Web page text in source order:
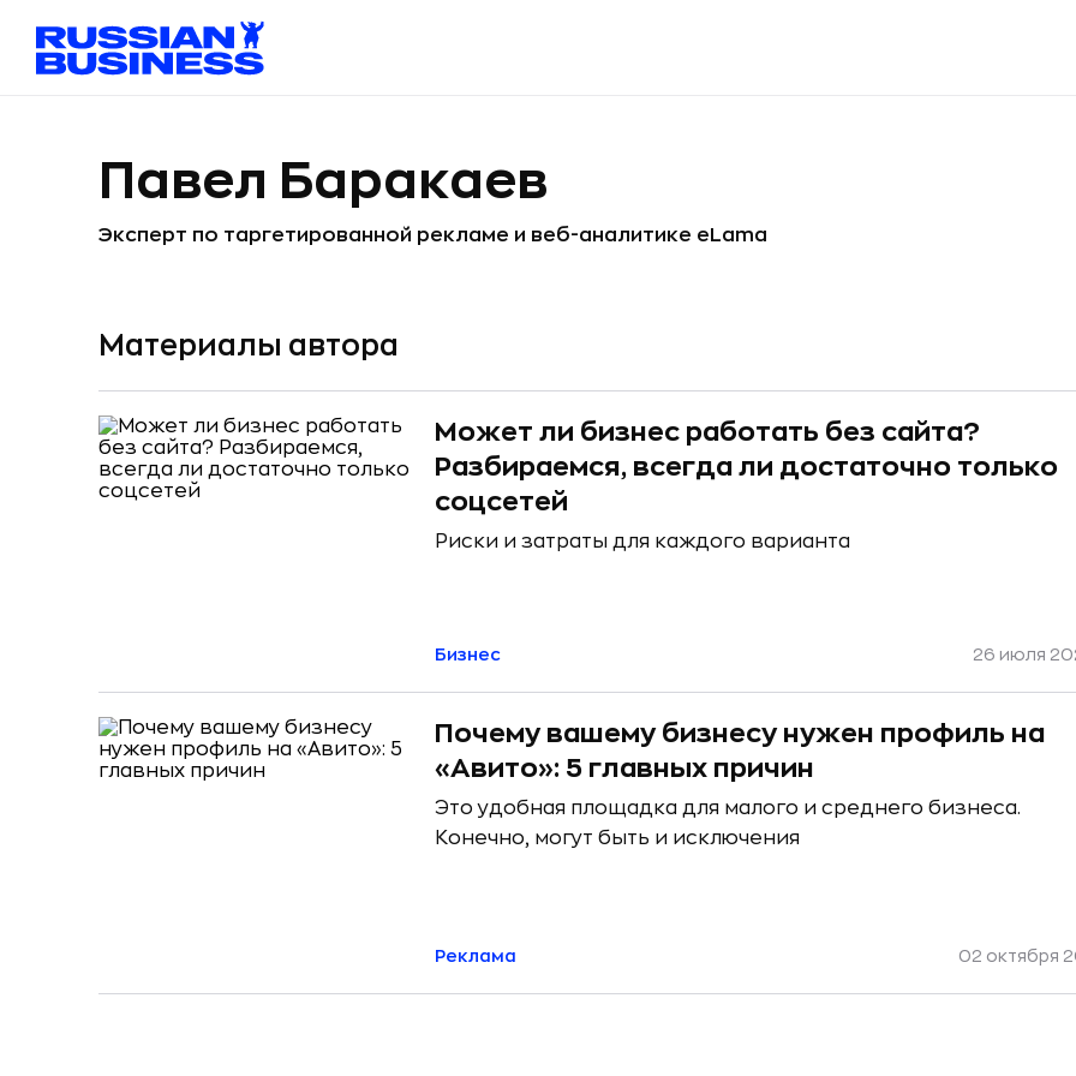
Павел Баракаев
Эксперт по таргетированной рекламе и веб-аналитике eLama
Материалы автора
Может ли бизнес работать без сайта?
Разбираемся, всегда ли достаточно только
соцсетей
Риски и затраты для каждого варианта
Бизнес 26 июля
Почему вашему бизнесу нужен профиль на
«Авито»: 5 главных причин
Это удобная площадка для малого и среднего бизнеса.
Конечно, могут быть и исключения
Реклама 02 октября